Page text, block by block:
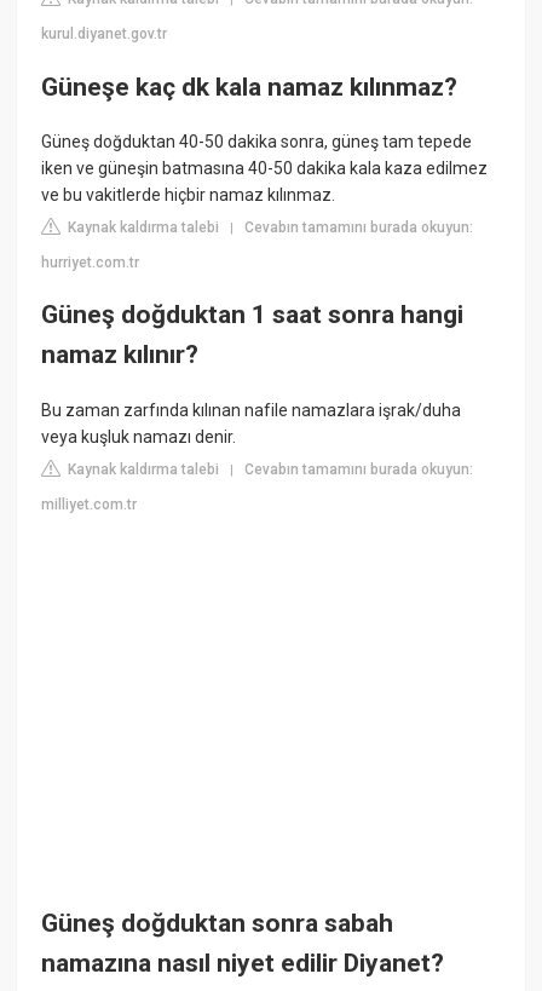
kurul.diyanet.gov.tr
Güneşe kaç dk kala namaz kılınmaz?
Güneş doğduktan 40-50 dakika sonra, güneş tam tepede
iken ve güneşin batmasına 40-50 dakika kala kaza edilmez
ve bu vakitlerde hiçbir namaz kılınmaz.
Kaynak kaldırma talebi |Cevabın tamamını burada okuyun:
hurriyet.com.tr
Güneş doğduktan 1 saat sonra hangi
namaz kılınır?
Bu zaman zarfında kılınan nafile namazlara işrak/duha
veya kuşluk namazı denir.
Kaynak kaldırma talebi |Cevabın tamamını burada okuyun:
milliyet.com.tr
Güneş doğduktan sonra sabah
namazına nasıl niyet edilir Diyanet?